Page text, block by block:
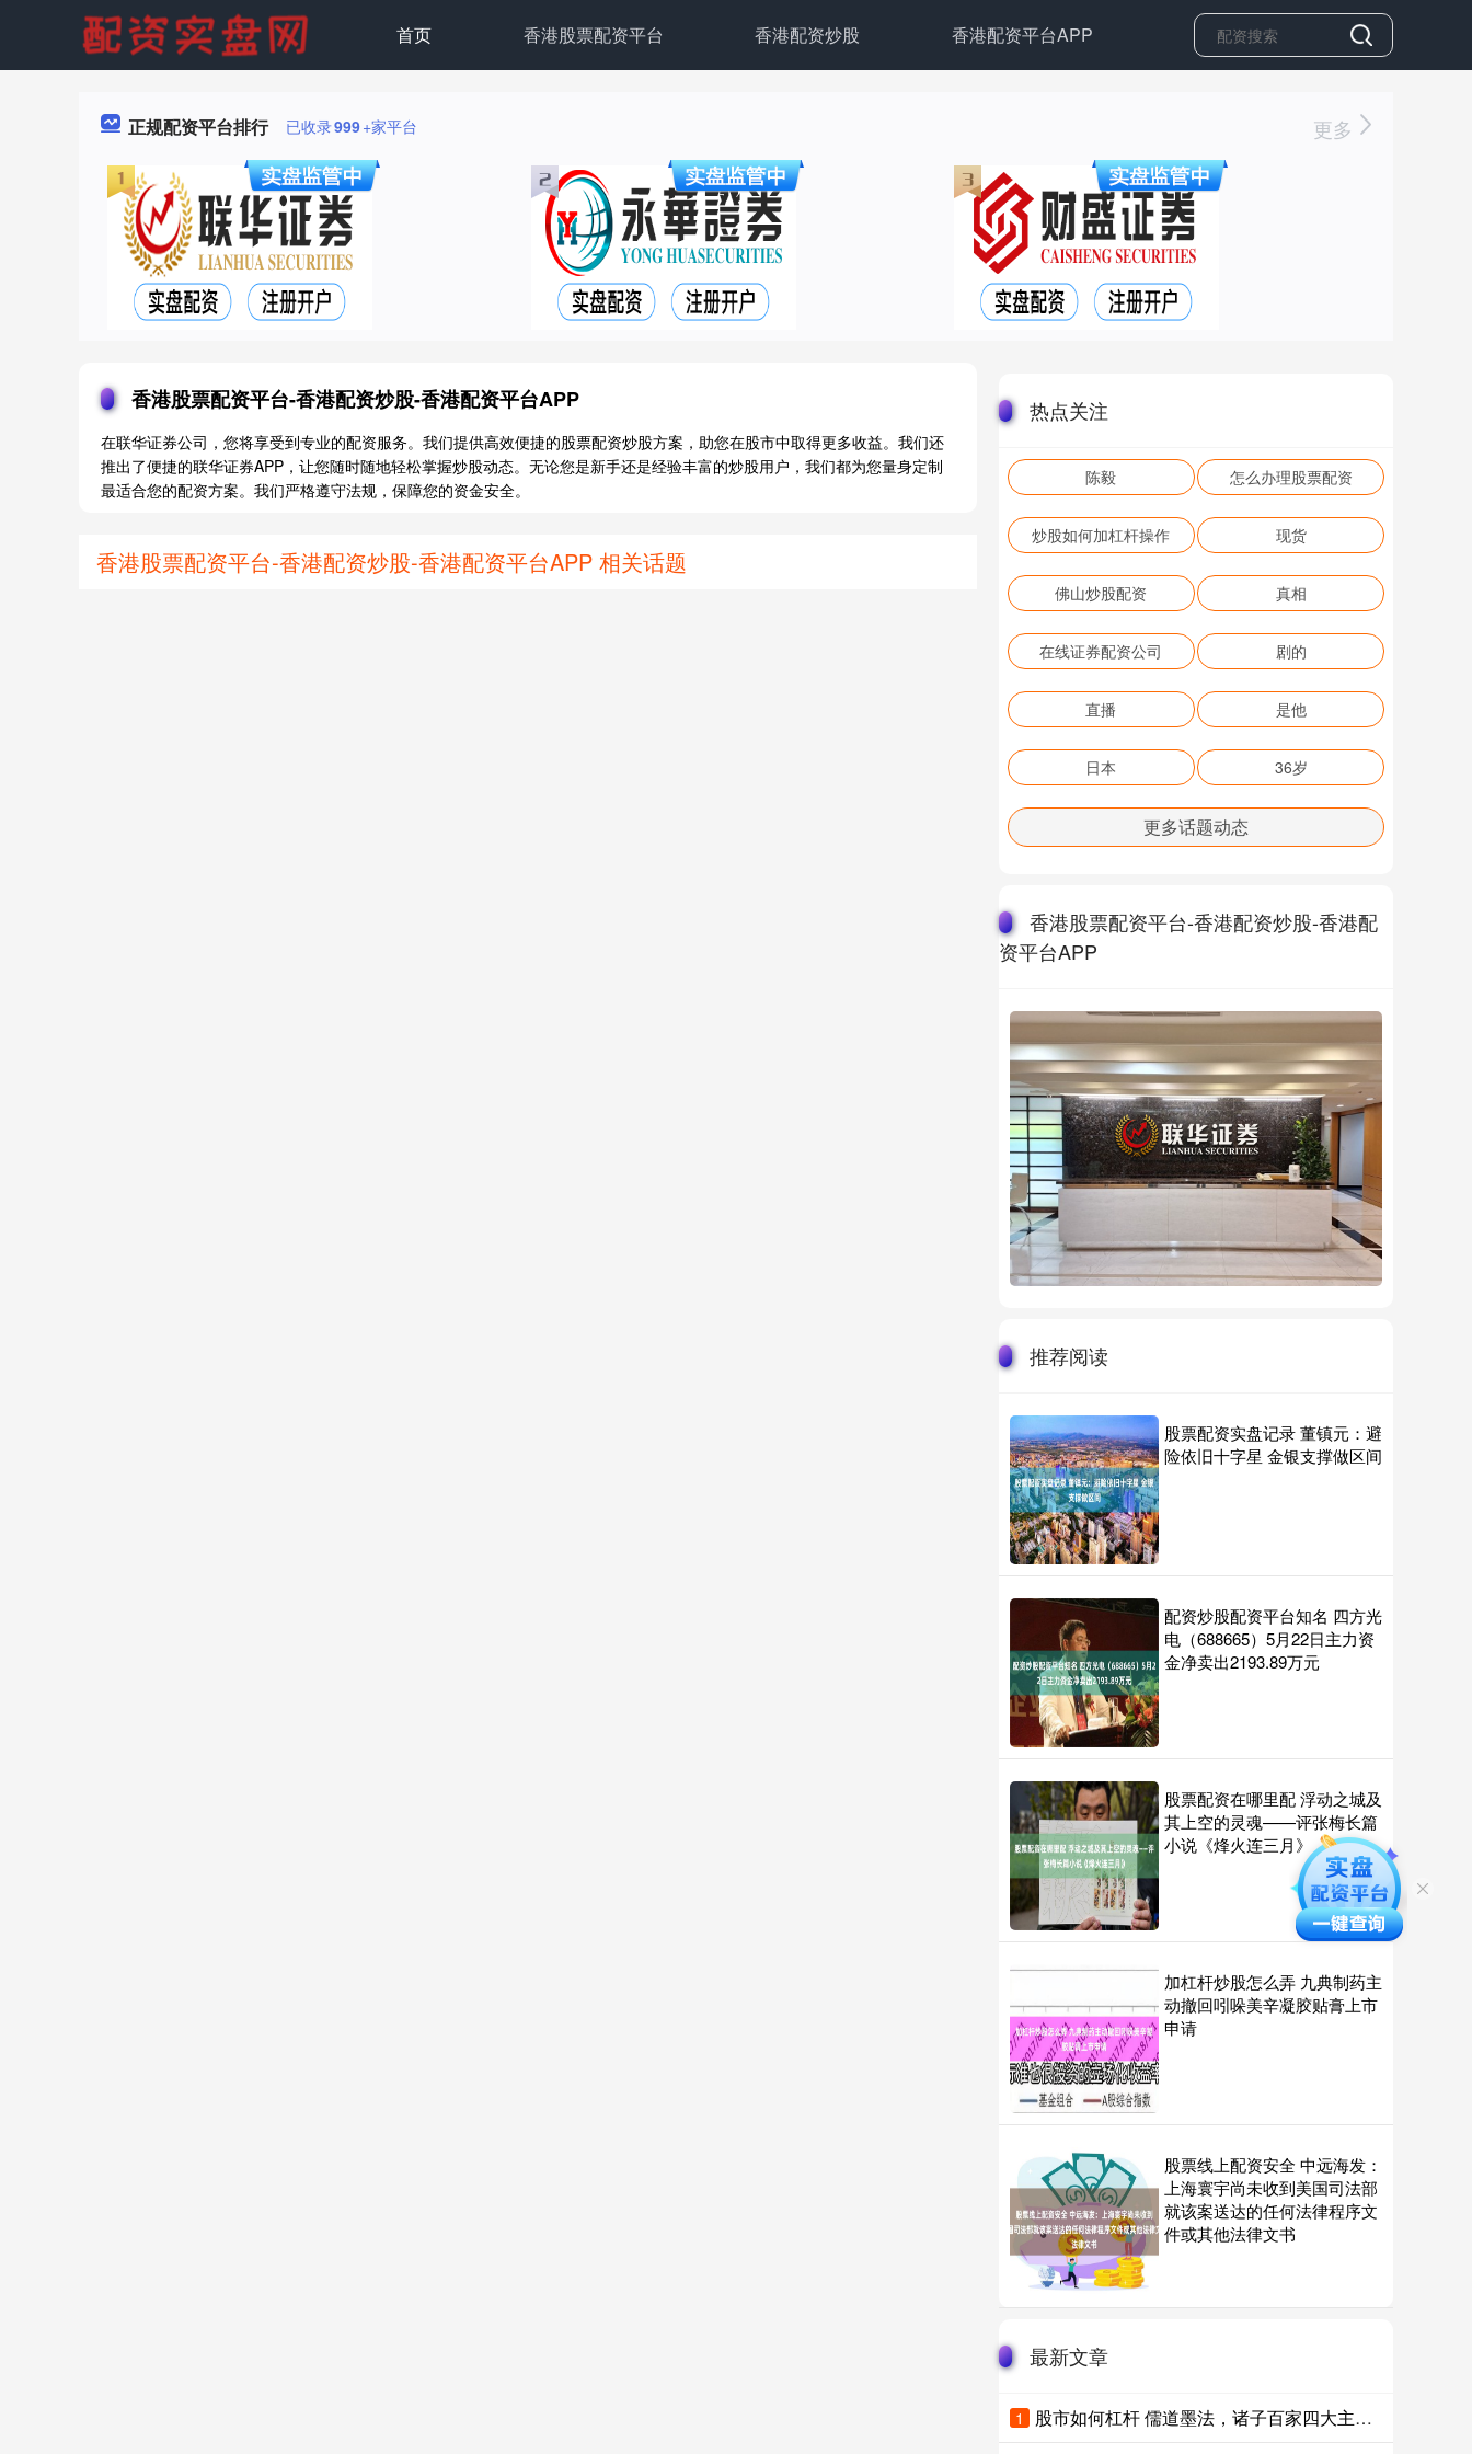
首页 香港股票配资平台 香港配资炒股 香港配资平台APP
正规配资平台排行 已收录999+家平台 更多
香港股票配资平台-香港配资炒股-香港配资平台APP
在联华证券公司，您将享受到专业的配资服务。我们提供高效便捷的股票配资炒股方案，助您在股市中取得更多收益。我们还
推出了便捷的联华证券APP，让您随时随地轻松掌握炒股动态。无论您是新手还是经验丰富的炒股用户，我们都为您量身定制
最适合您的配资方案。我们严格遵守法规，保障您的资金安全。
香港股票配资平台-香港配资炒股-香港配资平台APP 相关话题
热点关注
陈毅 怎么办理股票配资
炒股如何加杠杆操作 现货
佛山炒股配资 真相
在线证券配资公司 剧的
直播 是他
日本 36岁
更多话题动态
香港股票配资平台-香港配资炒股-香港配
资平台APP
推荐阅读
股票配资实盘记录 董镇元：避
险依旧十字星 金银支撑做区间
配资炒股配资平台知名 四方光
电（688665）5月22日主力资
金净卖出2193.89万元
股票配资在哪里配 浮动之城及
其上空的灵魂——评张梅长篇
小说《烽火连三月》
加杠杆炒股怎么弄 九典制药主
动撤回吲哚美辛凝胶贴膏上市
申请
股票线上配资安全 中远海发：
上海寰宇尚未收到美国司法部
就该案送达的任何法律程序文
件或其他法律文书
最新文章
1
股市如何杠杆 儒道墨法，诸子百家四大主流，现代做人依然值得借鉴